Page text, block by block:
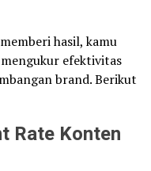
hasil, kamu
efektivitas
brand. Berikut
Rate Konten